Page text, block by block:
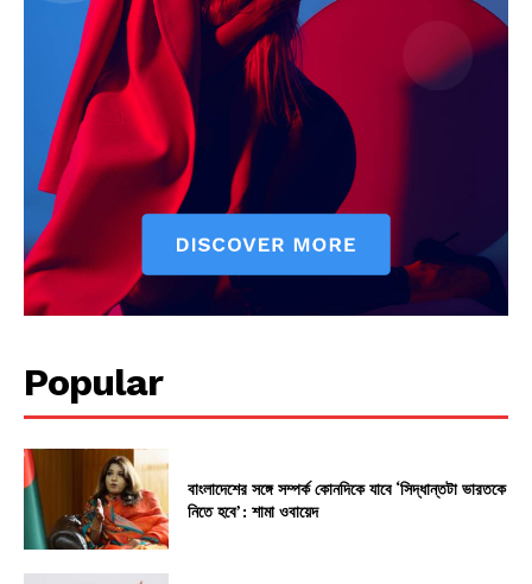
Popular
বাংলাদেশের সঙ্গে সম্পর্ক কোনদিকে যাবে ‘সিদ্ধান্তটা ভারতকে
নিতে হবে’: শামা ওবায়েদ